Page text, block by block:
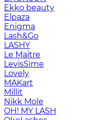
Ekko beauty
Elpaza
Enigma
Lash&Go
LASHY
Le Maitre
LevisSime
Lovely
MAKart
Millit
Nikk Mole
OH! MY LASH